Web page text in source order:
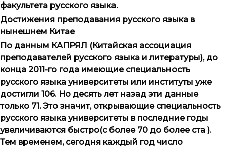
факультета русского языка.
Достижения преподавания русского языка в
нынешнем Китае
По данным КАПРЯЛ (Китайская ассоциация
преподавателей русского языка и литературы), до
конца 2011-го года имеющие специальность
русского языка университеты или институты уже
достигли 106. Но десять лет назад эти данные
только 71. Это значит, открывающие специальность
русского языка университеты в последние годы
увеличиваются быстро(с более 70 до более ста ).
Тем временем, сегодня каждый год число